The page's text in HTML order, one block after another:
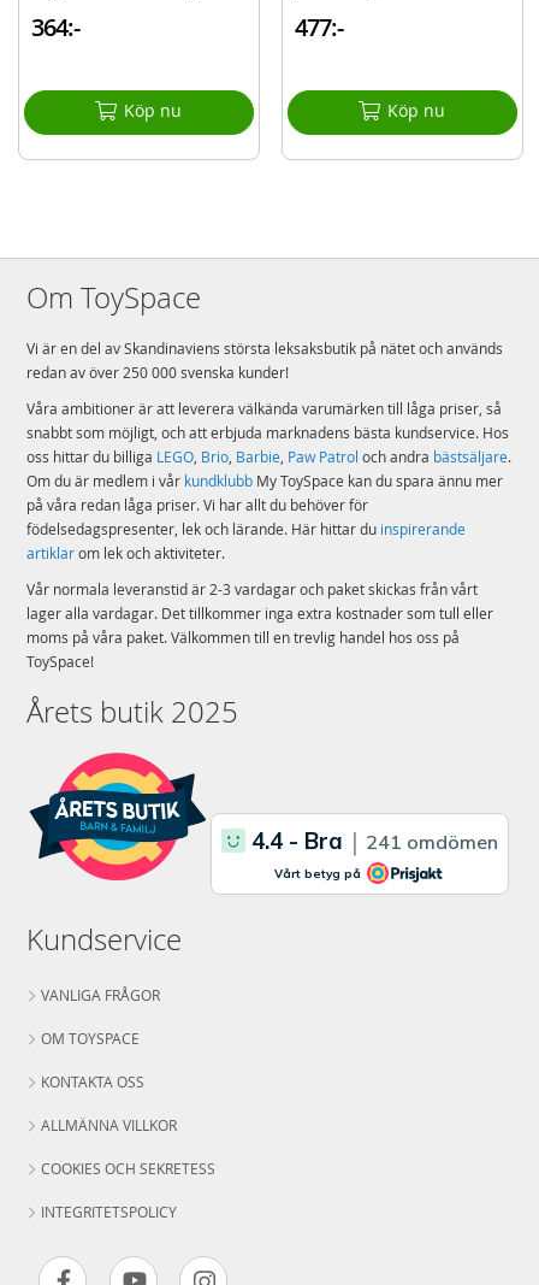
Mer
information
Modell 12754AA
Varumärke Bayer Design
364:-
Köp nu
477:-
Köp nu
Om ToySpace
Vi är en del av Skandinaviens största leksaksbutik på nätet och används
redan av över 250 000 svenska kunder!
Våra ambitioner är att leverera välkända varumärken till låga priser, så
snabbt som möjligt, och att erbjuda marknadens bästa kundservice. Hos
oss hittar du billiga LEGO, Brio, Barbie, Paw Patrol och andra bästsäljare.
Om du är medlem i vår kundklubb My ToySpace kan du spara ännu mer
på våra redan låga priser. Vi har allt du behöver för
födelsedagspresenter, lek och lärande. Här hittar du inspirerande
artiklarom lek och aktiviteter.
Vår normala leveranstid är 2-3 vardagar och paket skickas från vårt
lager alla vardagar. Det tillkommer inga extra kostnader som tull eller
moms på våra paket. Välkommen till en trevlig handel hos oss på
ToySpace!
Årets butik 2025
Kundservice
VANLIGA FRÅGOR
OM TOYSPACE
KONTAKTA OSS
ALLMÄNNA VILLKOR
COOKIES OCH SEKRETESS
INTEGRITETSPOLICY